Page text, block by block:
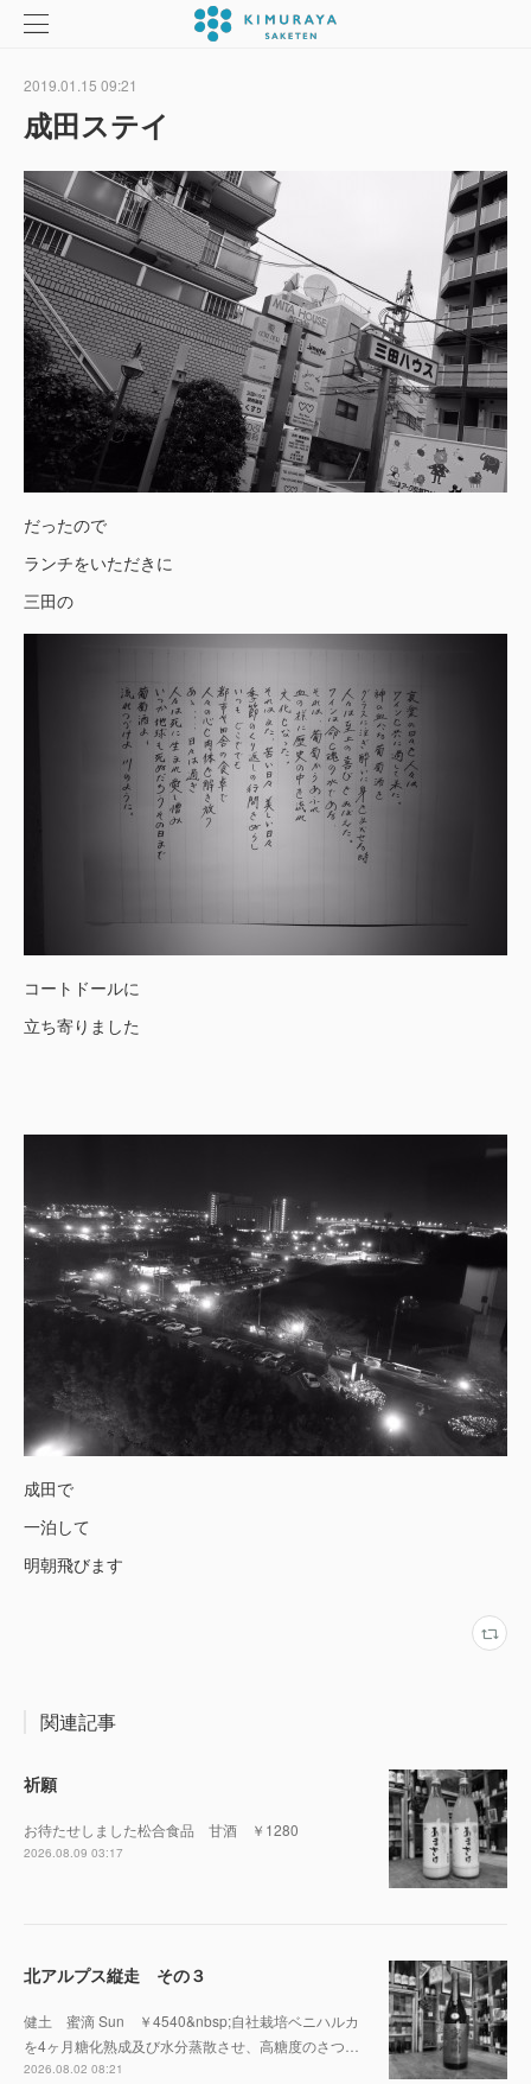
2019.01.15 09:21
成田ステイ
だったので
ランチをいただきに
三田の
コートドールに
立ち寄りました
成田で
一泊して
明朝飛びます
関連記事
祈願
お待たせしました松合食品 甘酒 ￥1280
2026.08.09 03:17
北アルプス縦走 その３
健土 蜜滴 Sun ￥4540&nbsp;自社栽培ベニハルカ
を4ヶ月糖化熟成及び水分蒸散させ、高糖度のさつ…
2026.08.02 08:21